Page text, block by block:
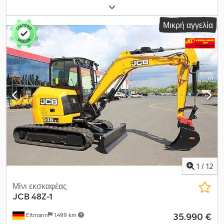
Μίνι υδραυλικός εκσκαφέας JCB 48 Z-1 Αριθμός πλαισίου 1922217
Ερπύστριες από καουτσούκ, εμπρόσθια λάμα Κουτάλα εκσκαφής
Υδραυλικό σύστημα Ισχύς κινητήρα 35,7 kW στις 2600 στροφές/
λεπτό Λειτουργικό βάρος 4853 kg Crodpfx Alsy Rm U Ns Rjf Ώρες
λειτουργίας 3591 Έτος κατασκευής 2018
Μικρή αγγελία
1 / 12
Eltmann 1.499 km
Μίνι εκσκαφέας
JCB48Z-1
35.990 €